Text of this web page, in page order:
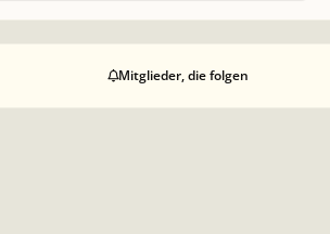
Mitglieder, die folgen